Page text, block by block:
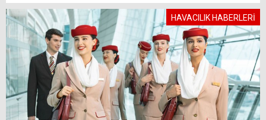
HAVACILIK HABERLERİ